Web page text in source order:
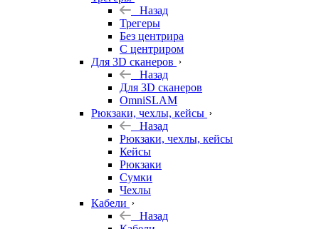
Назад
Трегеры
Без центрира
С центриром
Для 3D сканеров
Назад
Для 3D сканеров
OmniSLAM
Рюкзаки, чехлы, кейсы
Назад
Рюкзаки, чехлы, кейсы
Кейсы
Рюкзаки
Сумки
Чехлы
Кабели
Назад